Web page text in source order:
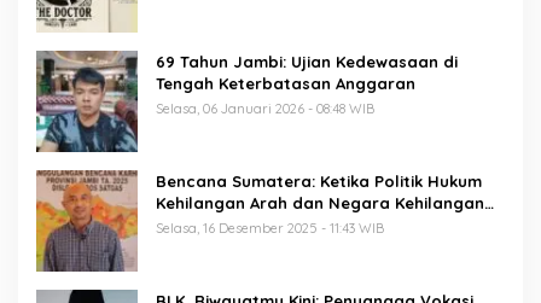
69 Tahun Jambi: Ujian Kedewasaan di
Tengah Keterbatasan Anggaran
Selasa, 06 Januari 2026 - 08:48 WIB
Bencana Sumatera: Ketika Politik Hukum
Kehilangan Arah dan Negara Kehilangan
Keberanian
Selasa, 16 Desember 2025 - 11:43 WIB